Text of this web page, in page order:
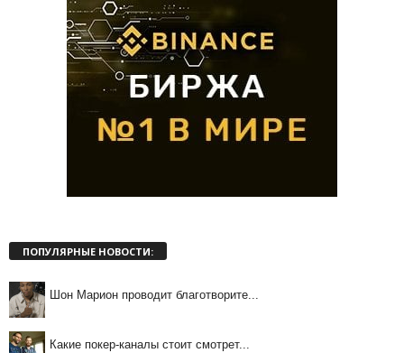
ПОПУЛЯРНЫЕ НОВОСТИ:
Шон Марион проводит благотворите...
Какие покер-каналы стоит смотрет...